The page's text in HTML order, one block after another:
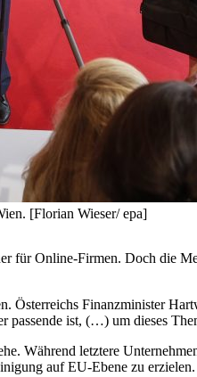
[Florian Wieser/ epa]
Online-Firmen. Doch die
Finanzminister
passende ist, (…) um dieses
Während letztere
auf EU-Ebene zu erzielen.